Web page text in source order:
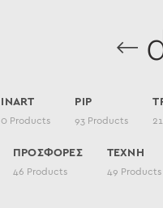
INART
0 Products
PIP
93 Products
ΠΡΟΣΦΟΡΕΣ
46 Products
ΤΕΧΝΗ
49 Products